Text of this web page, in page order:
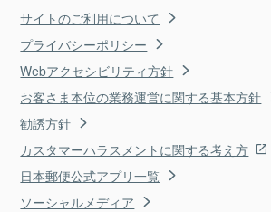
サイトのご利用について
プライバシーポリシー
Webアクセシビリティ方針
お客さま本位の業務運営に関する基本方針
勧誘方針
カスタマーハラスメントに関する考え方
日本郵便公式アプリ一覧
ソーシャルメディア